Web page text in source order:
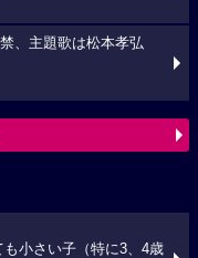
、主題歌は松本孝弘
小さい子（特に3、4歳